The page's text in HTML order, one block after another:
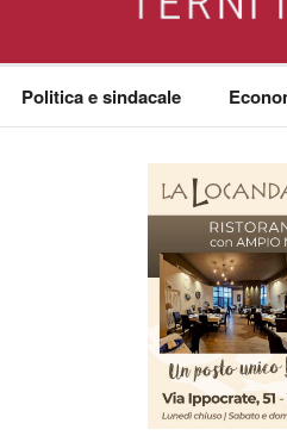
Politica e sindacale